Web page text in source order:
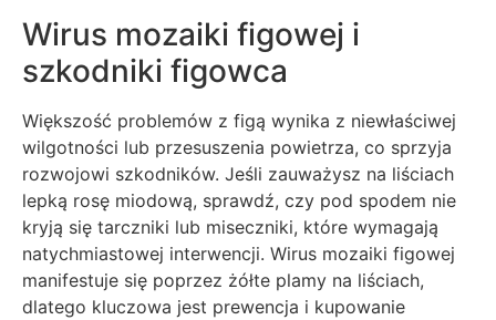
Wirus mozaiki figowej i
szkodniki figowca
Większość problemów z figą wynika z niewłaściwej
wilgotności lub przesuszenia powietrza, co sprzyja
rozwojowi szkodników. Jeśli zauważysz na liściach
lepką rosę miodową, sprawdź, czy pod spodem nie
kryją się tarczniki lub miseczniki, które wymagają
natychmiastowej interwencji. Wirus mozaiki figowej
manifestuje się poprzez żółte plamy na liściach,
dlatego kluczowa jest prewencja i kupowanie